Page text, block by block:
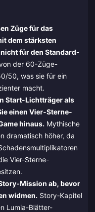
Züge für das
dem stärksten
für den Standard-
der 60-Züge-
50, was sie für ein
macht.
Start-Lichtträger als
einen Vier-Sterne-
hinaus. Mythische
dramatisch höher, da
Vier-Sterne-
Mission ab, bevor
widmen. Story-Kapitel
Lumia-Blätter-